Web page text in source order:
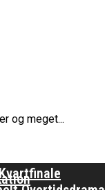
og meget...